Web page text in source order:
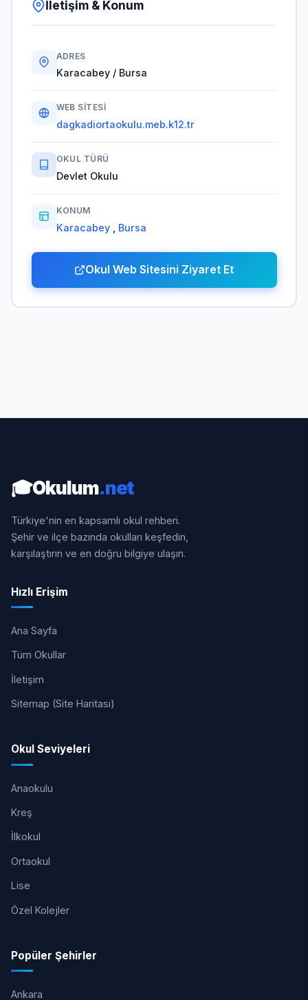
İletişim & Konum
ADRES
Karacabey / Bursa
WEB SITESI
dagkadiortaokulu.meb.k12.tr
OKUL TÜRÜ
Devlet Okulu
KONUM
Karacabey Bursa
Okul Web Sitesini Ziyaret Et
🎓Okulum.net
Türkiye'nin en kapsamlı okul rehberi.
Şehir ve ilçe bazında okulları keşfedin,
karşılaştırın ve en doğru bilgiye ulaşın.
Hızlı Erişim
Ana Sayfa
Tüm Okullar
İletişim
Sitemap (Site Haritası)
Okul Seviyeleri
Anaokulu
Kreş
İlkokul
Ortaokul
Lise
Özel Kolejler
Popüler Şehirler
Ankara